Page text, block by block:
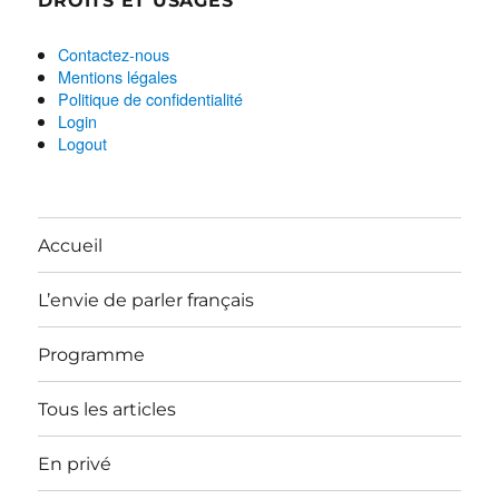
Contactez-nous
Mentions légales
Politique de confidentialité
Login
Logout
Accueil
L’envie de parler français
Programme
Tous les articles
En privé